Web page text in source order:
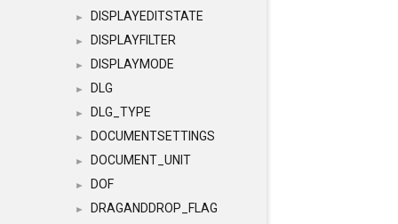
► DISPLAYEDITSTATE
► DISPLAYFILTER
► DISPLAYMODE
► DLG
► DLG_TYPE
► DOCUMENTSETTINGS
► DOCUMENT_UNIT
► DOF
► DRAGANDDROP_FLAG